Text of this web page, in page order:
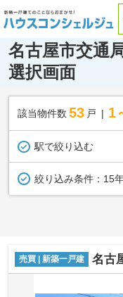
名古屋市交通
選択画面
該当物件数 53 戸 1
駅で絞り込む
絞り込み条件： 15
売買 | 新築一戸建 名古屋市中